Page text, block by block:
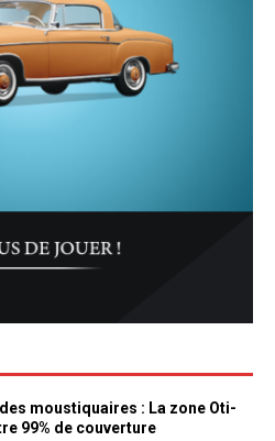
moustiquaires : La zone Oti-
99% de couverture